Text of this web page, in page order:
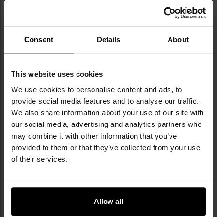
Consent Details About
This website uses cookies
We use cookies to personalise content and ads, to
provide social media features and to analyse our traffic.
We also share information about your use of our site with
our social media, advertising and analytics partners who
may combine it with other information that you’ve
provided to them or that they’ve collected from your use
of their services.
Allow all
Діапазон вимірювання: 0,00 - 2,00 ‰
Точність представленого результату: 0,01 ‰
Розміри виробу: 37 x 126 x 20 мм
Вага: 41,5 г без батареї
Виробник: AlcoForce
Інформація про виробника та техніку безпеки